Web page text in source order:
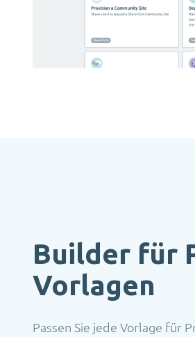
Builder für
Vorlagen
Passen Sie jede Vorlage für